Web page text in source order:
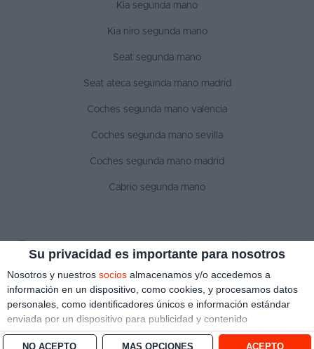
Su privacidad es importante para nosotros
Nosotros y nuestros socios almacenamos y/o accedemos a
información en un dispositivo, como cookies, y procesamos datos
personales, como identificadores únicos e información estándar
enviada por un dispositivo para publicidad y contenido
personalizado, medición de publicidad y contenido, investigación
MÁS OPCIONES
NO ACEPTO ACEPTO
Kia segunda mano
Kia niro segunda mano
Seat segunda mano
Seat ateca segunda mano madrid
Coches segunda mano valencia
Coches segunda mano sevilla
Coches segunda mano madrid
Cabrio segunda mano
SÍGUENOS
Copyright © 2022 ¿Qué coche me compro?. Todos los derechos reservados